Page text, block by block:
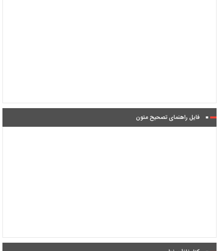
فایل راهنمای تصحیح متون